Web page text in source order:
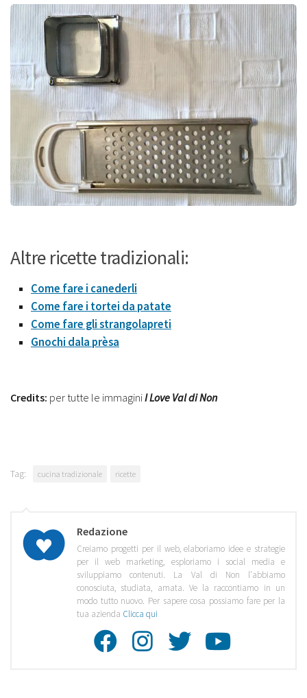
Altre ricette tradizionali:
Come fare i canederli
Come fare i tortei da patate
Come fare gli strangolapreti
Gnochi dala prèsa
Credits: per tutte le immaginiI Love Val di Non
Tag: cucina tradizionale ricette
Redazione
Creiamo progetti per il web, elaboriamo idee e strategie
per il web marketing, esploriamo i social media e
sviluppiamo contenuti. La Val di Non l'abbiamo
conosciuta, studiata, amata. Ve la raccontiamo in un
modo tutto nuovo. Per sapere cosa possiamo fare per la
tua azienda Clicca qui
Facebook